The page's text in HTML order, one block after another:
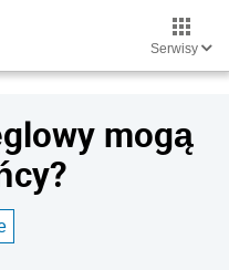
Serwisy
mogą